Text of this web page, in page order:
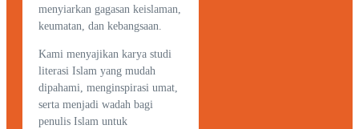
menyiarkan gagasan keislaman,
keumatan, dan kebangsaan.
Kami menyajikan karya studi
literasi Islam yang mudah
dipahami, menginspirasi umat,
serta menjadi wadah bagi
penulis Islam untuk